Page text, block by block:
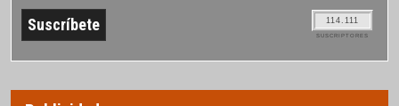
114.111
SUSCRIPTORES